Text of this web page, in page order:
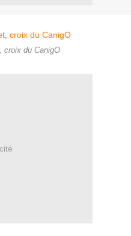
croix du CanigO